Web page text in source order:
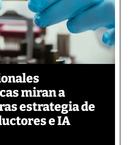
miran a
estrategia de
e IA